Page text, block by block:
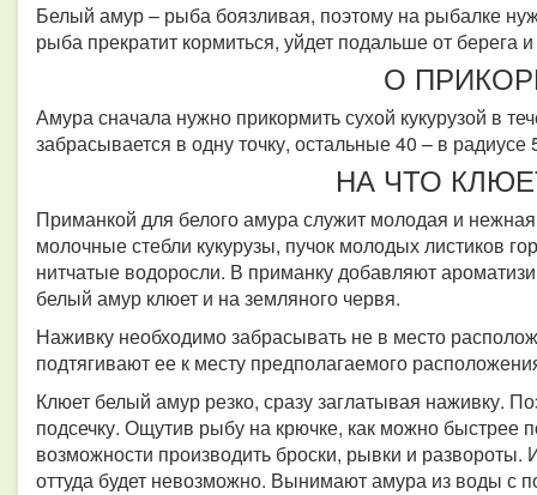
Белый амур – рыба боязливая, поэтому на рыбалке
рыба прекратит кормиться, уйдет подальше от берега
О
Амура сначала нужно прикормить сухой кукурузой в
забрасывается в одну точку, остальные 40 – в
НА ЧТО
Приманкой для белого амура служит молодая и
молочные стебли кукурузы, пучок молодых листиков
нитчатые водоросли. В приманку добавляют
белый амур клюет и на земляного червя.
Наживку необходимо забрасывать не в место
подтягивают ее к месту предполагаемого
Клюет белый амур резко, сразу заглатывая наживку.
подсечку. Ощутив рыбу на крючке, как можно быстрее
возможности производить броски, рывки и развороты.
оттуда будет невозможно. Вынимают амура из воды с